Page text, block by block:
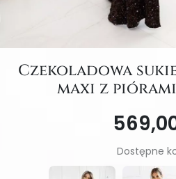
Czekoladowa
maxi z
Dostępne